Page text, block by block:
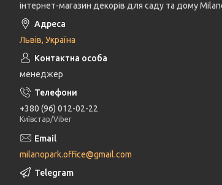
інтернет-магазин декорів для саду та дому
Львів, Україна
менеджер
+380 (96) 012-02-22
Київстар/Viber
milanopark.office@gmail.com